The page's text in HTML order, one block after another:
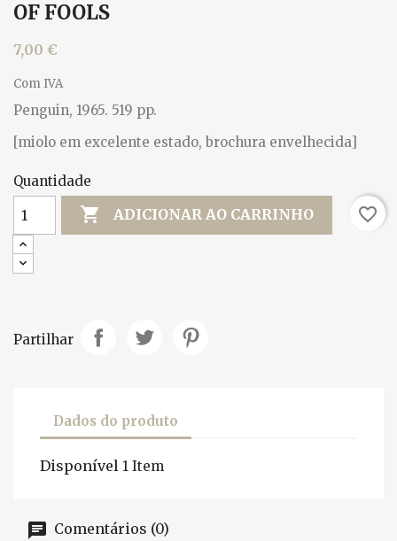
OF FOOLS
7,00 €
Com IVA
Penguin, 1965. 519 pp.
[miolo em excelente estado, brochura envelhecida]
Quantidade
 ADICIONAR AO CARRINHO favorite_border
Partilhar
Dados do produto
Disponível 1 Item
Comentários (0)